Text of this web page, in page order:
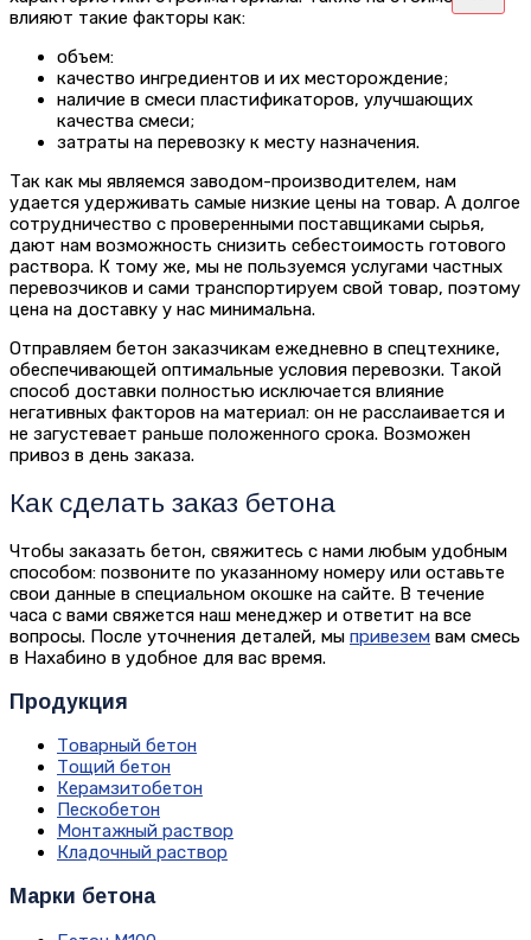
влияют такие факторы как:
объем:
качество ингредиентов и их месторождение;
наличие в смеси пластификаторов, улучшающих
качества смеси;
затраты на перевозку к месту назначения.
Так как мы являемся заводом-производителем, нам
удается удерживать самые низкие цены на товар. А долгое
сотрудничество с проверенными поставщиками сырья,
дают нам возможность снизить себестоимость готового
раствора. К тому же, мы не пользуемся услугами частных
перевозчиков и сами транспортируем свой товар, поэтому
цена на доставку у нас минимальна.
Отправляем бетон заказчикам ежедневно в спецтехнике,
обеспечивающей оптимальные условия перевозки. Такой
способ доставки полностью исключается влияние
негативных факторов на материал: он не расслаивается и
не загустевает раньше положенного срока. Возможен
привоз в день заказа.
Как сделать заказ бетона
Чтобы заказать бетон, свяжитесь с нами любым удобным
способом: позвоните по указанному номеру или оставьте
свои данные в специальном окошке на сайте. В течение
часа с вами свяжется наш менеджер и ответит на все
вопросы. После уточнения деталей, мы привезем вам смесь
в Нахабино в удобное для вас время.
Продукция
Товарный бетон
Тощий бетон
Керамзитобетон
Пескобетон
Монтажный раствор
Кладочный раствор
Марки бетона